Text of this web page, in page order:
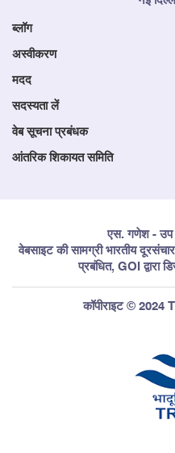
ब्लॉग
अस्वीकरण
मदद
सदस्यता लें
वेब सूचना प्रबंधक
आंतरिक शिकायत समिति
एस. गणेश - उप
वेबसाइट की सामग्री भारतीय दूरसंचार
प्रबंधित, GOI द्वारा
कॉपीराइट © 2024